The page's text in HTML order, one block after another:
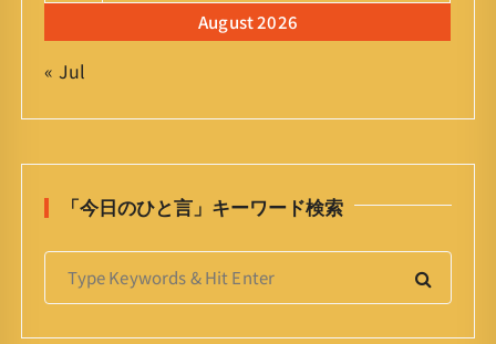
August 2026
« Jul
「今日のひと言」キーワード検索
S